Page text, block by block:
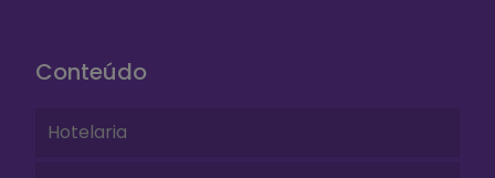
Conteúdo
Hotelaria